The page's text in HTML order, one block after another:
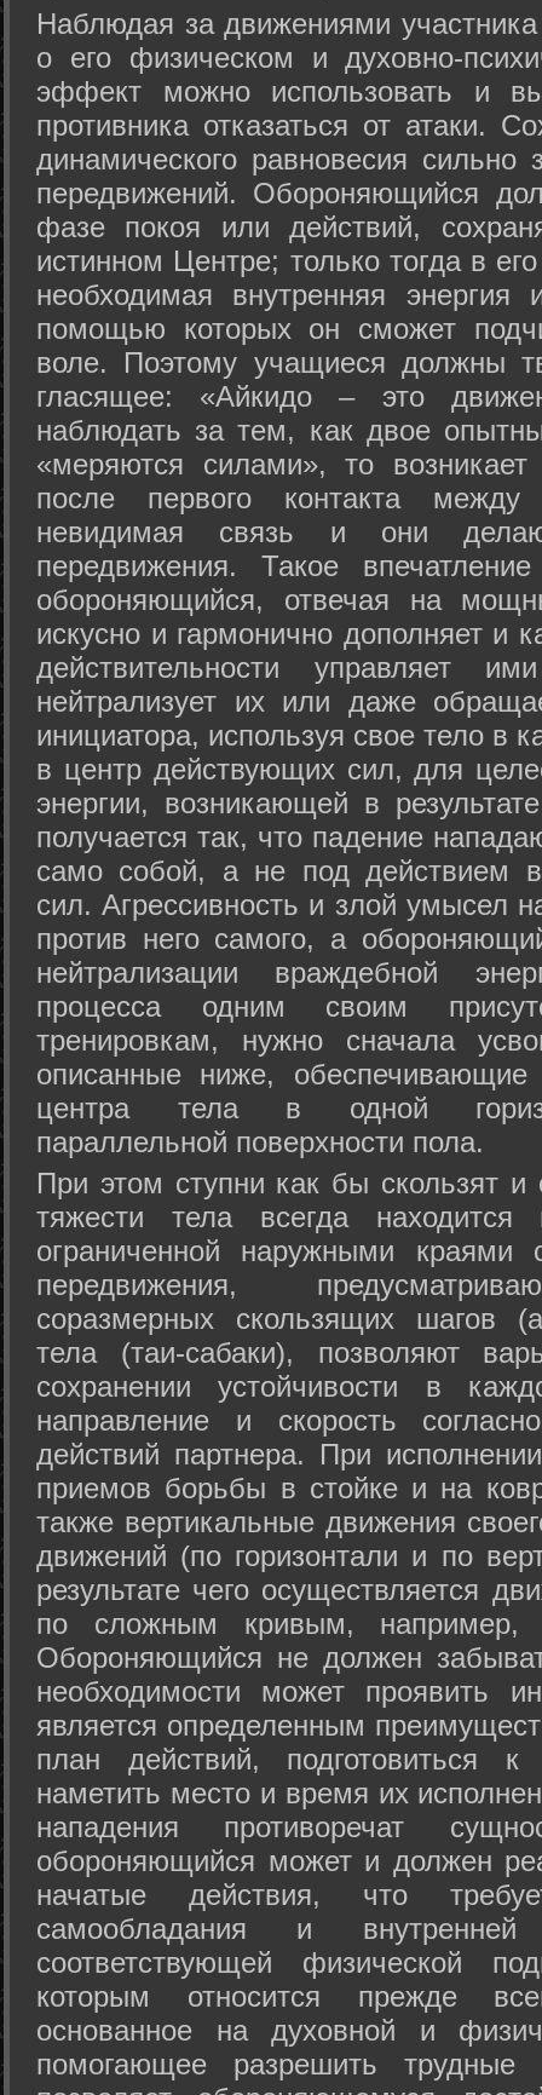
Hаблюдая за движениями
о его физическом и духовно-
эффект можно использовать и
противника отказаться от атаки.
динамического равновесия сильно
передвижений. Обороняющийся
фазе покоя или действий,
истинном Центре; только тогда в
необходимая внутренняя
помощью которых он сможет
воле. Поэтому учащиеся должны
гласящее: «Айкидо – это
наблюдать за тем, как двое
«меряются силами», то возникает
после первого контакта
невидимая связь и они
передвижения. Такое
обороняющийся, отвечая на
искусно и гармонично дополняет и
действительности управляет
нейтрализует их или даже
инициатора, используя свое тело в
в центр действующих сил, для
энергии, возникающей в
получается так, что падение
само собой, а не под действием
сил. Агрессивность и злой умысел
против него самого, а
нейтрализации враждебной
процесса одним своим
тренировкам, нужно сначала
описанные ниже, обеспечивающие
центра тела в одной
параллельной поверхности пола.
При этом ступни как бы скользят
тяжести тела всегда
ограниченной наружными краями
передвижения,
соразмерных скользящих шагов
тела (таи-сабаки), позволяют
сохранении устойчивости в
направление и скорость
действий партнера. При
приемов борьбы в стойке и на
также вертикальные движения
движений (по горизонтали и по
результате чего осуществляется
по сложным кривым, например,
Обороняющийся не должен
необходимости может проявить
является определенным
план действий, подготовиться
наметить место и время их
нападения противоречат
обороняющийся может и должен
начатые действия, что
самообладания и
соответствующей физической
которым относится прежде
основанное на духовной и
помогающее разрешить